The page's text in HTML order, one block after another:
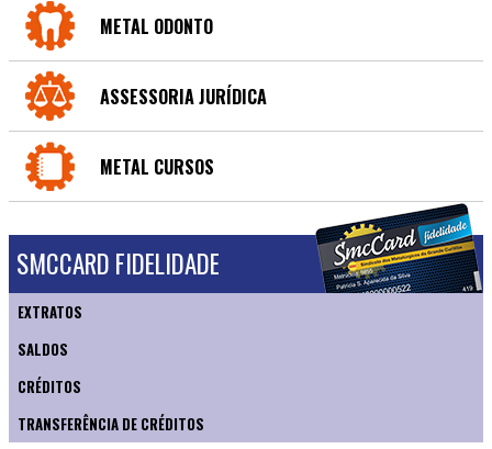
METAL ODONTO
ASSESSORIA JURÍDICA
METAL CURSOS
SMCCARD FIDELIDADE
EXTRATOS
SALDOS
CRÉDITOS
TRANSFERÊNCIA DE CRÉDITOS